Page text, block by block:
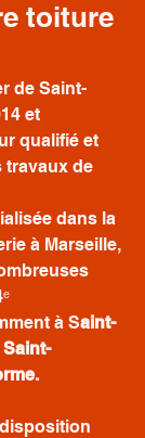
toiture
de Saint-
et
qualifié et
travaux de
dans la
à Marseille,
à Saint-
Saint-